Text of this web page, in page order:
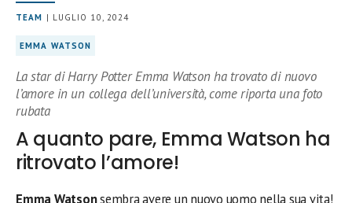
TEAM | LUGLIO 10, 2024
EMMA WATSON
La star di Harry Potter Emma Watson ha trovato di nuovo
l’amore in un collega dell’università, come riporta una foto
rubata
A quanto pare, Emma Watson ha
ritrovato l’amore!
Emma Watsonsembra avere un nuovo uomo nella sua vita!